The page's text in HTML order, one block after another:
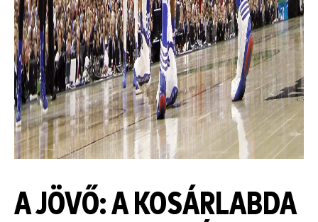
A JÖVŐ:A KOSÁRLABDA